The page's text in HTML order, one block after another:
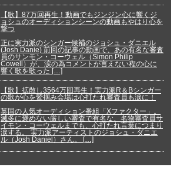
【歌】87万回再生！動画でもジンジン心に響くジ
ョシュのオーディションシーンの動画もやはり心を
撃つ
正に実力派のシンガー候補のジョシュ・ダニエル
(Josh Danie) 前回の記事の動画で、あの有名な審査
員のサンモン・コーウェル（Simon Philip
Cowell）が、涙の為コメントが言えない程の心に
響く歌を歌った […]
【歌】拡散し3564万回再生！実力派R＆Bシンガー
の歌が心を鷲掴み会場は心打たれ審査員も涙に！
英国の人気オーディション番組「Xファクター」。
滅多に褒めない厳しい審査で有名な、名物審査員サ
イモン・コーウェルまでも、心打たれ言葉につまり
涙する。 実力派アーティストのジョシュ・ダニエ
ル（Josh Daniel）さん。 […]